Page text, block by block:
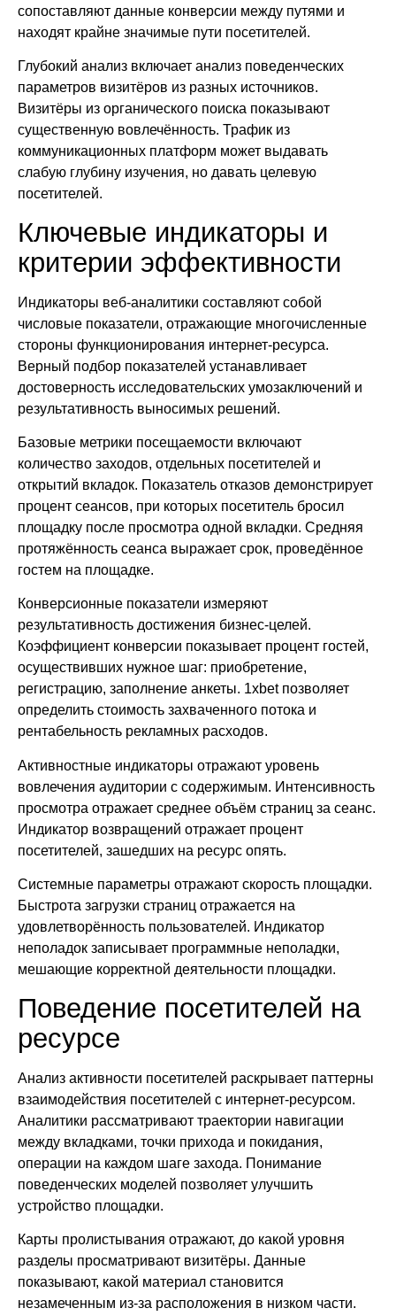
сопоставляют данные конверсии между путями и
находят крайне значимые пути посетителей.
Глубокий анализ включает анализ поведенческих
параметров визитёров из разных источников.
Визитёры из органического поиска показывают
существенную вовлечённость. Трафик из
коммуникационных платформ может выдавать
слабую глубину изучения, но давать целевую
посетителей.
Ключевые индикаторы и
критерии эффективности
Индикаторы веб-аналитики составляют собой
числовые показатели, отражающие многочисленные
стороны функционирования интернет-ресурса.
Верный подбор показателей устанавливает
достоверность исследовательских умозаключений и
результативность выносимых решений.
Базовые метрики посещаемости включают
количество заходов, отдельных посетителей и
открытий вкладок. Показатель отказов демонстрирует
процент сеансов, при которых посетитель бросил
площадку после просмотра одной вкладки. Средняя
протяжённость сеанса выражает срок, проведённое
гостем на площадке.
Конверсионные показатели измеряют
результативность достижения бизнес-целей.
Коэффициент конверсии показывает процент гостей,
осуществивших нужное шаг: приобретение,
регистрацию, заполнение анкеты. 1xbet позволяет
определить стоимость захваченного потока и
рентабельность рекламных расходов.
Активностные индикаторы отражают уровень
вовлечения аудитории с содержимым. Интенсивность
просмотра отражает среднее объём страниц за сеанс.
Индикатор возвращений отражает процент
посетителей, зашедших на ресурс опять.
Системные параметры отражают скорость площадки.
Быстрота загрузки страниц отражается на
удовлетворённость пользователей. Индикатор
неполадок записывает программные неполадки,
мешающие корректной деятельности площадки.
Поведение посетителей на
ресурсе
Анализ активности посетителей раскрывает паттерны
взаимодействия посетителей с интернет-ресурсом.
Аналитики рассматривают траектории навигации
между вкладками, точки прихода и покидания,
операции на каждом шаге захода. Понимание
поведенческих моделей позволяет улучшить
устройство площадки.
Карты пролистывания отражают, до какой уровня
разделы просматривают визитёры. Данные
показывают, какой материал становится
незамеченным из-за расположения в низком части.